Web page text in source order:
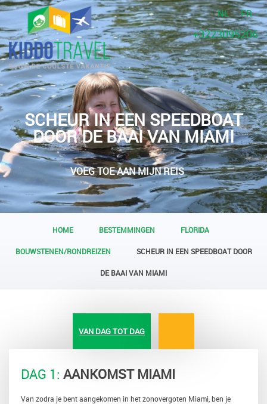
NL FR
+3223095206
SCHEUR IN EEN SPEEDBOAT
DOOR DE BAAI VAN MIAMI
VOEG TOE AAN MIJN REIS
HOME BESTEMMINGEN FLORIDA
BOUWSTENEN/RONDREIZEN SCHEUR IN EEN SPEEDBOAT DOOR
DE BAAI VAN MIAMI
VAN DAG TOT DAG
DAG 1: AANKOMST MIAMI
Van zodra je bent aangekomen in het zonovergoten Miami, ben je